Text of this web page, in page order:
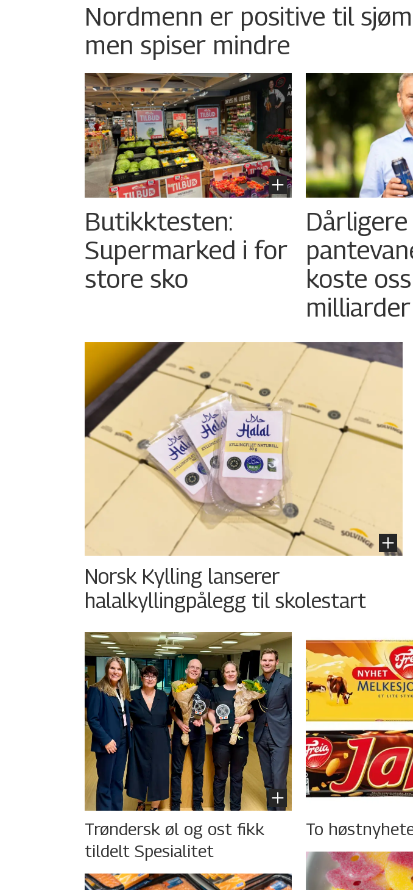
Nordmenn er positive til
men spiser mindre
Butikktesten:
Supermarked i for
store sko
Dårligere
koste
milliarder
Norsk Kylling lanserer
halalkyllingpålegg til skolestart
Trøndersk øl og ost fikk
tildelt Spesialitet
To